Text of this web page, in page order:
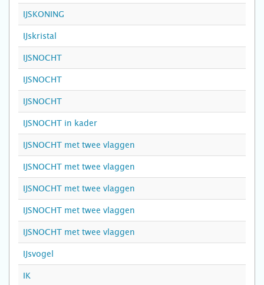
IJSKONING
IJskristal
IJSNOCHT
IJSNOCHT
IJSNOCHT
IJSNOCHT in kader
IJSNOCHT met twee vlaggen
IJSNOCHT met twee vlaggen
IJSNOCHT met twee vlaggen
IJSNOCHT met twee vlaggen
IJSNOCHT met twee vlaggen
IJsvogel
IK